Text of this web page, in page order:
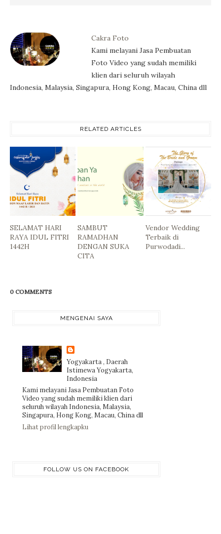
Cakra Foto
Kami melayani Jasa Pembuatan
Foto Video yang sudah memiliki
klien dari seluruh wilayah
Indonesia, Malaysia, Singapura, Hong Kong, Macau, China dll
RELATED ARTICLES
SELAMAT HARI
RAYA IDUL FITRI
1442H
SAMBUT
RAMADHAN
DENGAN SUKA
CITA
Vendor Wedding
Terbaik di
Purwodadi...
0 COMMENTS
MENGENAI SAYA
Yogyakarta , Daerah
Istimewa Yogyakarta,
Indonesia
Kami melayani Jasa Pembuatan Foto
Video yang sudah memiliki klien dari
seluruh wilayah Indonesia, Malaysia,
Singapura, Hong Kong, Macau, China dll
Lihat profil lengkapku
FOLLOW US ON FACEBOOK